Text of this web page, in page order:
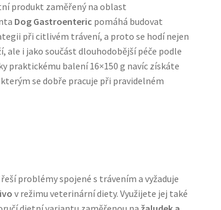
produkt zaměřený na oblast
Dog Gastroenteric pomáhá budovat
při citlivém trávení, a proto se hodí nejen
ale i jako součást dlouhodobější péče podle
praktickému balení 16×150 g navíc získáte
se dobře pracuje při pravidelném
problémy spojené s trávením a vyžaduje
v režimu veterinární diety. Využijete jej také